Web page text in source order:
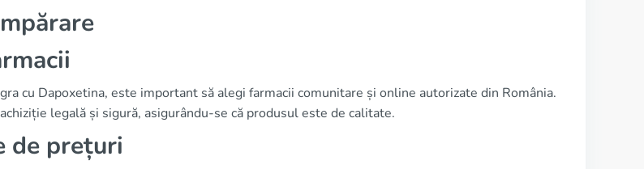
cu Dapoxetina, este important să alegi farmacii comunitare și online autorizate din România.
legală și sigură, asigurându-se că produsul este de calitate.
de prețuri